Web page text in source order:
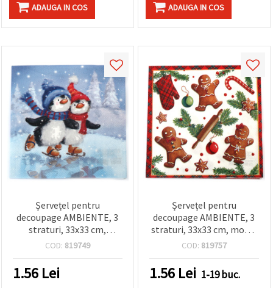
ADAUGA IN COS ADAUGA IN COS
Șervețel pentru
decoupage AMBIENTE, 3
straturi, 33x33 cm,
Pinguini patinând - 1
COD: 819749
1.56 Lei
Șervețel pentru
decoupage AMBIENTE, 3
straturi, 33x33 cm, model
biscuiți din turtă dulce - 1
COD: 819757
1.56 Lei 1-19 buc.